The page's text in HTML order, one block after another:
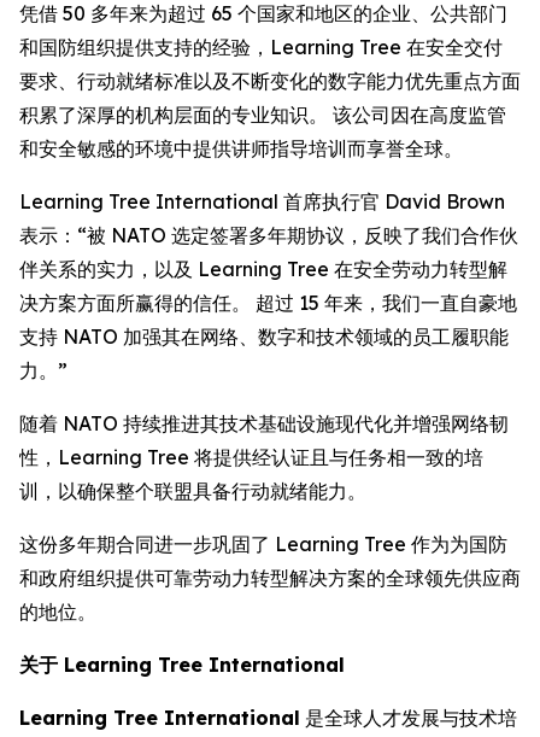
凭借 50 多年来为超过 65 个国家和地区的企业、公共部门
和国防组织提供支持的经验，Learning Tree 在安全交付
要求、行动就绪标准以及不断变化的数字能力优先重点方面
积累了深厚的机构层面的专业知识。 该公司因在高度监管
和安全敏感的环境中提供讲师指导培训而享誉全球。
Learning Tree International 首席执行官 David Brown
表示：“被 NATO 选定签署多年期协议，反映了我们合作伙
伴关系的实力，以及 Learning Tree 在安全劳动力转型解
决方案方面所赢得的信任。 超过 15 年来，我们一直自豪地
支持 NATO 加强其在网络、数字和技术领域的员工履职能
力。”
随着 NATO 持续推进其技术基础设施现代化并增强网络韧
性，Learning Tree 将提供经认证且与任务相一致的培
训，以确保整个联盟具备行动就绪能力。
这份多年期合同进一步巩固了 Learning Tree 作为为国防
和政府组织提供可靠劳动力转型解决方案的全球领先供应商
的地位。
关于 Learning Tree International
Learning Tree International 是全球人才发展与技术培